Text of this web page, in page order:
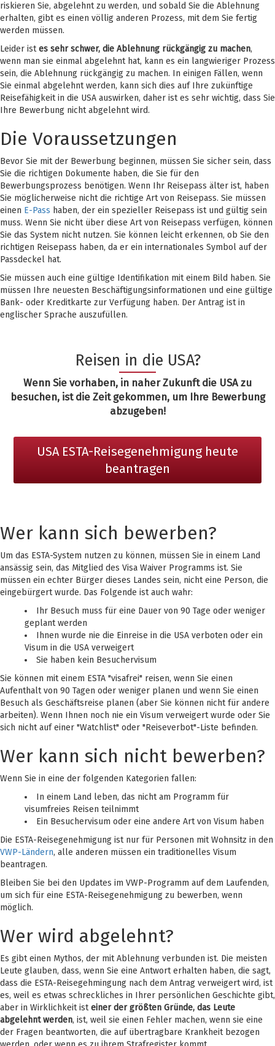
riskieren Sie, abgelehnt zu werden, und sobald Sie die Ablehnung
erhalten, gibt es einen völlig anderen Prozess, mit dem Sie fertig
werden müssen.
Leider istes sehr schwer, die Ablehnung rückgängig zu machen,
wenn man sie einmal abgelehnt hat, kann es ein langwieriger Prozess
sein, die Ablehnung rückgängig zu machen. In einigen Fällen, wenn
Sie einmal abgelehnt werden, kann sich dies auf Ihre zukünftige
Reisefähigkeit in die USA auswirken, daher ist es sehr wichtig, dass Sie
Ihre Bewerbung nicht abgelehnt wird.
Die Voraussetzungen
Bevor Sie mit der Bewerbung beginnen, müssen Sie sicher sein, dass
Sie die richtigen Dokumente haben, die Sie für den
Bewerbungsprozess benötigen. Wenn Ihr Reisepass älter ist, haben
Sie möglicherweise nicht die richtige Art von Reisepass. Sie müssen
einen E-Pass haben, der ein spezieller Reisepass ist und gültig sein
muss. Wenn Sie nicht über diese Art von Reisepass verfügen, können
Sie das System nicht nutzen. Sie können leicht erkennen, ob Sie den
richtigen Reisepass haben, da er ein internationales Symbol auf der
Passdeckel hat.
Sie müssen auch eine gültige Identifikation mit einem Bild haben. Sie
müssen Ihre neuesten Beschäftigungsinformationen und eine gültige
Bank- oder Kreditkarte zur Verfügung haben. Der Antrag ist in
englischer Sprache auszufüllen.
Reisen in die USA?
Wenn Sie vorhaben, in naher Zukunft die USA zu
besuchen, ist die Zeit gekommen, um Ihre Bewerbung
abzugeben!
USA ESTA-Reisegenehmigung heute
beantragen
Wer kann sich bewerben?
Um das ESTA-System nutzen zu können, müssen Sie in einem Land
ansässig sein, das Mitglied des Visa Waiver Programms ist. Sie
müssen ein echter Bürger dieses Landes sein, nicht eine Person, die
eingebürgert wurde. Das Folgende ist auch wahr:
Ihr Besuch muss für eine Dauer von 90 Tage oder weniger
geplant werden
Ihnen wurde nie die Einreise in die USA verboten oder ein
Visum in die USA verweigert
Sie haben kein Besuchervisum
Sie können mit einem ESTA "visafrei" reisen, wenn Sie einen
Aufenthalt von 90 Tagen oder weniger planen und wenn Sie einen
Besuch als Geschäftsreise planen (aber Sie können nicht für andere
arbeiten). Wenn Ihnen noch nie ein Visum verweigert wurde oder Sie
sich nicht auf einer "Watchlist" oder "Reiseverbot"-Liste befinden.
Wer kann sich nicht bewerben?
Wenn Sie in eine der folgenden Kategorien fallen:
In einem Land leben, das nicht am Programm für
visumfreies Reisen teilnimmt
Ein Besuchervisum oder eine andere Art von Visum haben
Die ESTA-Reisegenehmigung ist nur für Personen mit Wohnsitz in den
VWP-Ländern, alle anderen müssen ein traditionelles Visum
beantragen.
Bleiben Sie bei den Updates im VWP-Programm auf dem Laufenden,
um sich für eine ESTA-Reisegenehmigung zu bewerben, wenn
möglich.
Wer wird abgelehnt?
Es gibt einen Mythos, der mit Ablehnung verbunden ist. Die meisten
Leute glauben, dass, wenn Sie eine Antwort erhalten haben, die sagt,
dass die ESTA-Reisegehmingung nach dem Antrag verweigert wird, ist
es, weil es etwas schreckliches in Ihrer persönlichen Geschichte gibt,
aber in Wirklichkeit isteiner der größten Gründe, das Leute
abgelehnt werden, ist, weil sie einen Fehler machen, wenn sie eine
der Fragen beantworten, die auf übertragbare Krankheit bezogen